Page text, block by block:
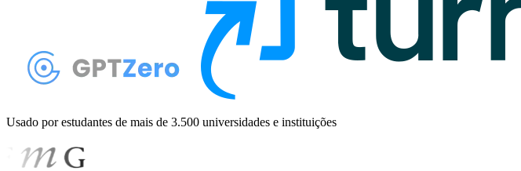
Usado por estudantes de mais de 3.500 universidades e instituições